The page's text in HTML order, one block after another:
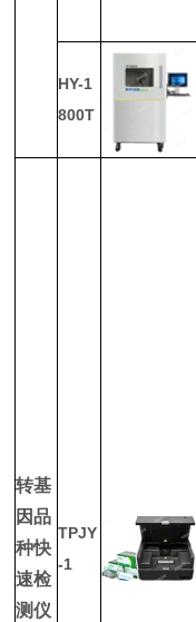
HY-1
800T
转基
因品
种快
速检
测仪
TPJY
-1